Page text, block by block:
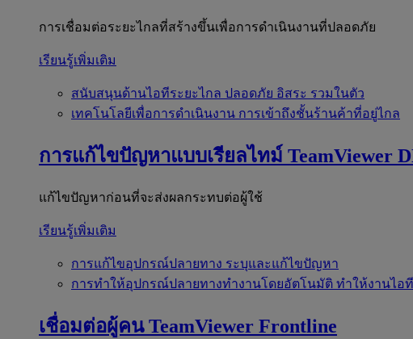
การเชื่อมต่อระยะไกลที่สร้างขึ้นเพื่อการดำเนินงานที่ปลอดภัย
เรียนรู้เพิ่มเติม
สนับสนุนด้านไอทีระยะไกล ปลอดภัย อิสระ รวมในตัว
เทคโนโลยีเพื่อการดำเนินงาน การเข้าถึงชั้นร้านค้าที่อยู่ไกล
การแก้ไขปัญหาแบบเรียลไทม์ TeamViewer
แก้ไขปัญหาก่อนที่จะส่งผลกระทบต่อผู้ใช้
เรียนรู้เพิ่มเติม
การแก้ไขอุปกรณ์ปลายทาง ระบุและแก้ไขปัญหา
การทำให้อุปกรณ์ปลายทางทำงานโดยอัตโนมัติ ทำให้งานไอ
เชื่อมต่อผู้คน TeamViewer Frontline